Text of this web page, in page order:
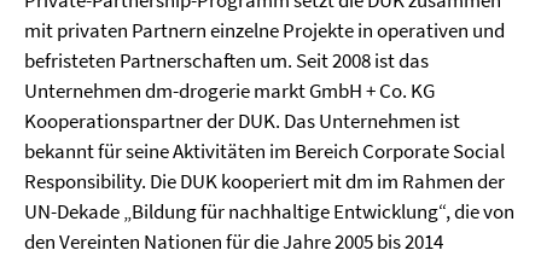
mit privaten Partnern einzelne Projekte in operativen und
befristeten Partnerschaften um. Seit 2008 ist das
Unternehmen dm-drogerie markt GmbH + Co. KG
Kooperationspartner der DUK. Das Unternehmen ist
bekannt für seine Aktivitäten im Bereich Corporate Social
Responsibility. Die DUK kooperiert mit dm im Rahmen der
UN-Dekade „Bildung für nachhaltige Entwicklung“, die von
den Vereinten Nationen für die Jahre 2005 bis 2014